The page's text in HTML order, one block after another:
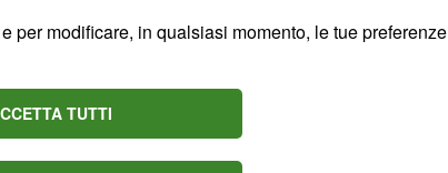
modificare, in qualsiasi momento, le tue
TUTTI